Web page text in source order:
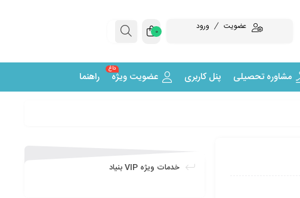
عضویت ورود 0
مشاوره تحصیلی پنل کاربری عضویت ویژه
داغ
راهنما
خدمات ویژه VIP بنیاد